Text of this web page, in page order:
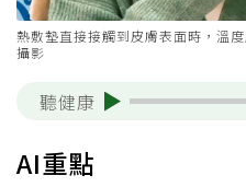
熱敷墊直接接觸到皮膚表面時，溫
攝影
聽健康
AI重點